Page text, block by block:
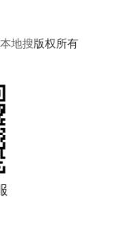
本地搜版权所有